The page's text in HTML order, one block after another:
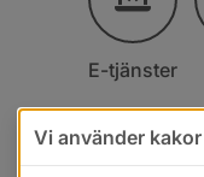
E-tjänster
Vi använder kakor